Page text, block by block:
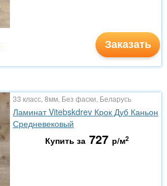
Заказать
33 класс, 8мм, Без фаски, Беларусь
Ламинат Vitebskdrev Крок Дуб Каньон
Средневековый
Купить за 727 р/м2